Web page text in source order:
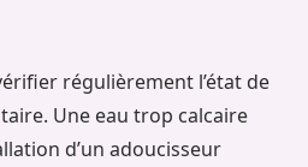
régulièrement l’état de
Une eau trop calcaire
d’un adoucisseur